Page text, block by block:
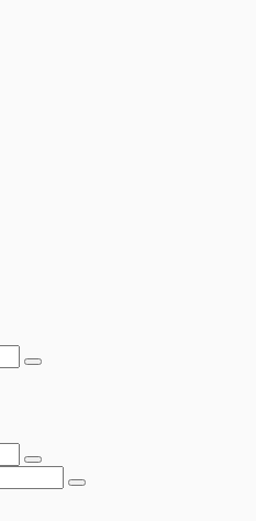
Suche
Suche
Suche